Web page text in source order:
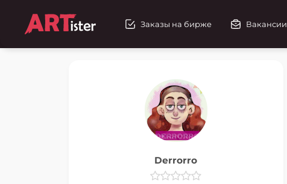
Заказы на бирже Вакансии
Derrorro